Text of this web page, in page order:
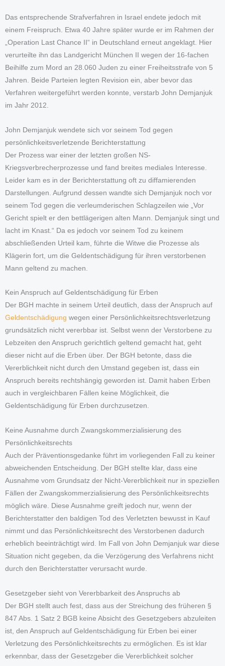
Das entsprechende Strafverfahren in Israel endete jedoch mit
einem Freispruch. Etwa 40 Jahre später wurde er im Rahmen der
„Operation Last Chance II“ in Deutschland erneut angeklagt. Hier
verurteilte ihn das Landgericht München II wegen der 16-fachen
Beihilfe zum Mord an 28.060 Juden zu einer Freiheitsstrafe von 5
Jahren. Beide Parteien legten Revision ein, aber bevor das
Verfahren weitergeführt werden konnte, verstarb John Demjanjuk
im Jahr 2012.
John Demjanjuk wendete sich vor seinem Tod gegen
persönlichkeitsverletzende Berichterstattung
Der Prozess war einer der letzten großen NS-
Kriegsverbrecherprozesse und fand breites mediales Interesse.
Leider kam es in der Berichterstattung oft zu diffamierenden
Darstellungen. Aufgrund dessen wandte sich Demjanjuk noch vor
seinem Tod gegen die verleumderischen Schlagzeilen wie „Vor
Gericht spielt er den bettlägerigen alten Mann. Demjanjuk singt und
lacht im Knast.“ Da es jedoch vor seinem Tod zu keinem
abschließenden Urteil kam, führte die Witwe die Prozesse als
Klägerin fort, um die Geldentschädigung für ihren verstorbenen
Mann geltend zu machen.
Kein Anspruch auf Geldentschädigung für Erben
Der BGH machte in seinem Urteil deutlich, dass der Anspruch auf
Geldentschädigung wegen einer Persönlichkeitsrechtsverletzung
grundsätzlich nicht vererbbar ist. Selbst wenn der Verstorbene zu
Lebzeiten den Anspruch gerichtlich geltend gemacht hat, geht
dieser nicht auf die Erben über. Der BGH betonte, dass die
Vererblichkeit nicht durch den Umstand gegeben ist, dass ein
Anspruch bereits rechtshängig geworden ist. Damit haben Erben
auch in vergleichbaren Fällen keine Möglichkeit, die
Geldentschädigung für Erben durchzusetzen.
Keine Ausnahme durch Zwangskommerzialisierung des
Persönlichkeitsrechts
Auch der Präventionsgedanke führt im vorliegenden Fall zu keiner
abweichenden Entscheidung. Der BGH stellte klar, dass eine
Ausnahme vom Grundsatz der Nicht-Vererblichkeit nur in speziellen
Fällen der Zwangskommerzialisierung des Persönlichkeitsrechts
möglich wäre. Diese Ausnahme greift jedoch nur, wenn der
Berichterstatter den baldigen Tod des Verletzten bewusst in Kauf
nimmt und das Persönlichkeitsrecht des Verstorbenen dadurch
erheblich beeinträchtigt wird. Im Fall von John Demjanjuk war diese
Situation nicht gegeben, da die Verzögerung des Verfahrens nicht
durch den Berichterstatter verursacht wurde.
Gesetzgeber sieht von Vererbbarkeit des Anspruchs ab
Der BGH stellt auch fest, dass aus der Streichung des früheren §
847 Abs. 1 Satz 2 BGB keine Absicht des Gesetzgebers abzuleiten
ist, den Anspruch auf Geldentschädigung für Erben bei einer
Verletzung des Persönlichkeitsrechts zu ermöglichen. Es ist klar
erkennbar, dass der Gesetzgeber die Vererblichkeit solcher